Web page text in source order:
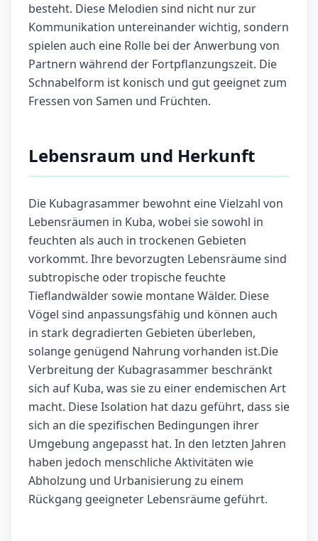
besteht. Diese Melodien sind nicht nur zur
Kommunikation untereinander wichtig, sondern
spielen auch eine Rolle bei der Anwerbung von
Partnern während der Fortpflanzungszeit. Die
Schnabelform ist konisch und gut geeignet zum
Fressen von Samen und Früchten.
Lebensraum und Herkunft
Die Kubagrasammer bewohnt eine Vielzahl von
Lebensräumen in Kuba, wobei sie sowohl in
feuchten als auch in trockenen Gebieten
vorkommt. Ihre bevorzugten Lebensräume sind
subtropische oder tropische feuchte
Tieflandwälder sowie montane Wälder. Diese
Vögel sind anpassungsfähig und können auch
in stark degradierten Gebieten überleben,
solange genügend Nahrung vorhanden ist.Die
Verbreitung der Kubagrasammer beschränkt
sich auf Kuba, was sie zu einer endemischen Art
macht. Diese Isolation hat dazu geführt, dass sie
sich an die spezifischen Bedingungen ihrer
Umgebung angepasst hat. In den letzten Jahren
haben jedoch menschliche Aktivitäten wie
Abholzung und Urbanisierung zu einem
Rückgang geeigneter Lebensräume geführt.